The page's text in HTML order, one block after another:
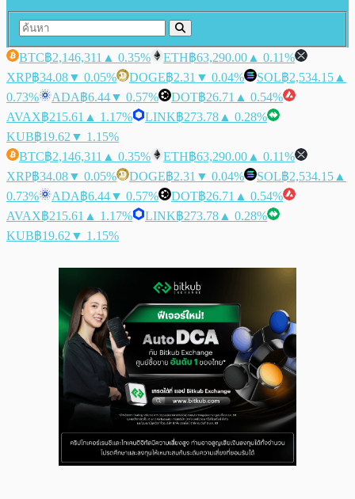
BTC฿2,146,311 ▲ 0.35% ETH฿63,290.00 ▲ 0.11%
XRP฿34.08▼ 0.05% DOGE฿2.31 ▼ 0.04% SOL฿2,534.15 ▲
0.73%
ADA฿6.44▼ 0.57% DOT฿26.71 ▲ 0.54%
AVAX฿215.61 ▲ 1.17% LINK฿273.78 ▲ 0.28%
KUB฿19.62 ▼ 1.15%
BTC฿2,146,311 ▲ 0.35% ETH฿63,290.00 ▲ 0.11%
XRP฿34.08▼ 0.05% DOGE฿2.31 ▼ 0.04% SOL฿2,534.15 ▲
0.73%
ADA฿6.44▼ 0.57% DOT฿26.71 ▲ 0.54%
AVAX฿215.61 ▲ 1.17% LINK฿273.78 ▲ 0.28%
KUB฿19.62 ▼ 1.15%